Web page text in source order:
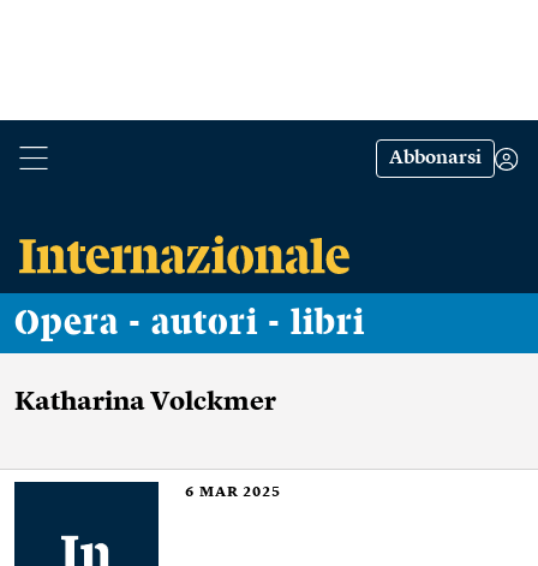
Abbonarsi
Opera - autori - libri
Katharina Volckmer
6 MAR 2025